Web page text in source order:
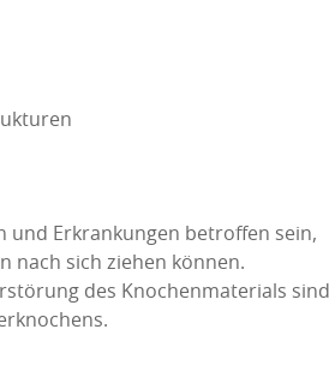
und Erkrankungen betroffen sein,
nach sich ziehen können.
des Knochenmaterials sind